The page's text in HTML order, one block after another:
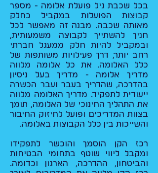
בכל שכבת גיל פועלת אלומה - מספר
קבוצות הפועלות במקביל כחלק
מאותה שכבה. מבנה זה מאפשר לכל
חניך להשתייך לקבוצה משמעותית,
ובמקביל להיות חלק ממעגל חברתי
רחב יותר, דרך פעילויות משותפות של
כלל האלומה. את כל אלומה מלווה
מדריך אלומה - מדריך בעל ניסיון
בהדרכה, שהדריך בעבר ועבר הכשרה
ייעודית לתפקיד. מדריך האלומה מלווה
את התהליך החינוכי של האלומה, תומך
בצוות המדריכים ופועל לחיזוק החיבור
והשייכות בין כלל הקבוצות באלומה.​
רכז הקן הוסמך והוכשר לתפקידו
ומקבל ליווי שוטף בתחומי הבטיחות
והביטחון, ההדרכה, הארגון וכדומה.